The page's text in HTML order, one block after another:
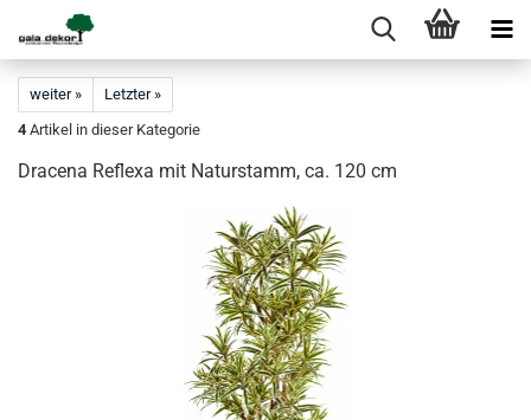
weiter »
Letzter »
4 Artikel in dieser Kategorie
Dracena Reflexa mit Naturstamm, ca. 120 cm